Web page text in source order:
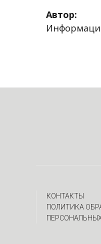
Автор:
КОНТАКТЫ
ПОЛИТИКА